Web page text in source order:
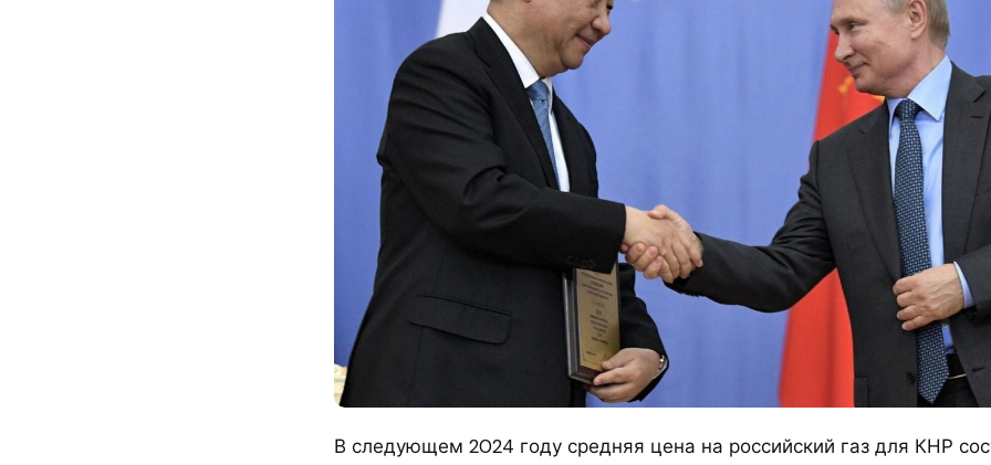
В следующем 2024 году средняя цена на российский газ для КНР